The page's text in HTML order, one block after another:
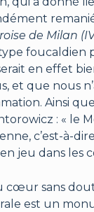
de Milan
foucaldien
en effet
et que nous
Ainsi
: « le
c’est-à-
jeu dans
cœur sans
est un